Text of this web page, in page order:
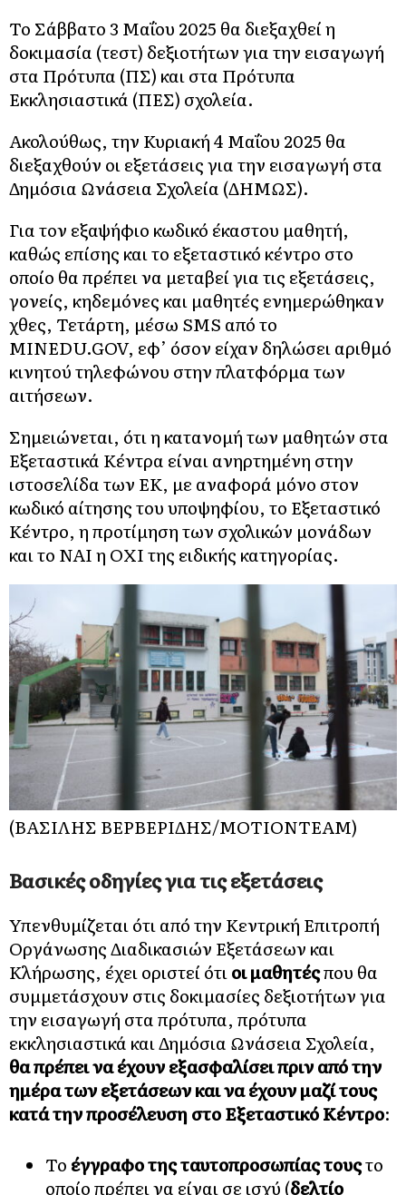
Το Σάββατο 3 Μαΐου 2025 θα διεξαχθεί η
δοκιμασία (τεστ) δεξιοτήτων για την εισαγωγή
στα Πρότυπα (ΠΣ) και στα Πρότυπα
Εκκλησιαστικά (ΠΕΣ) σχολεία.
Ακολούθως, την Κυριακή 4 Μαΐου 2025 θα
διεξαχθούν οι εξετάσεις για την εισαγωγή στα
Δημόσια Ωνάσεια Σχολεία (ΔΗΜΩΣ).
Για τον εξαψήφιο κωδικό έκαστου μαθητή,
καθώς επίσης και το εξεταστικό κέντρο στο
οποίο θα πρέπει να μεταβεί για τις εξετάσεις,
γονείς, κηδεμόνες και μαθητές ενημερώθηκαν
χθες, Τετάρτη, μέσω SMS από το
ΜΙNEDU.GOV, εφ’ όσον είχαν δηλώσει αριθμό
κινητού τηλεφώνου στην πλατφόρμα των
αιτήσεων.
Σημειώνεται, ότι η κατανομή των μαθητών στα
Εξεταστικά Κέντρα είναι ανηρτημένη στην
ιστοσελίδα των ΕΚ, με αναφορά μόνο στον
κωδικό αίτησης του υποψηφίου, το Εξεταστικό
Κέντρο, η προτίμηση των σχολικών μονάδων
και το ΝΑΙ η ΟΧΙ της ειδικής κατηγορίας.
(ΒΑΣΙΛΗΣ ΒΕΡΒΕΡΙΔΗΣ/ΜΟΤΙΟΝΤΕΑΜ)
Βασικές οδηγίες για τις εξετάσεις
Υπενθυμίζεται ότι από την Κεντρική Επιτροπή
Οργάνωσης Διαδικασιών Εξετάσεων και
Κλήρωσης, έχει οριστεί ότιοι μαθητέςπου θα
συμμετάσχουν στις δοκιμασίες δεξιοτήτων για
την εισαγωγή στα πρότυπα, πρότυπα
εκκλησιαστικά και Δημόσια Ωνάσεια Σχολεία,
θα πρέπει να έχουν εξασφαλίσει πριν από την
ημέρα των εξετάσεων και να έχουν μαζί τους
κατά την προσέλευση στο Εξεταστικό Κέντρο:
Το έγγραφο της ταυτοπροσωπίας τουςτο
οποίο πρέπει να είναι σε ισχύ (δελτίο